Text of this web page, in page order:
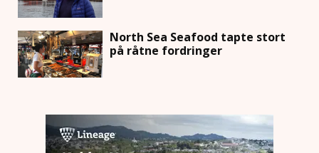
North Sea Seafood tapte stort
på råtne fordringer